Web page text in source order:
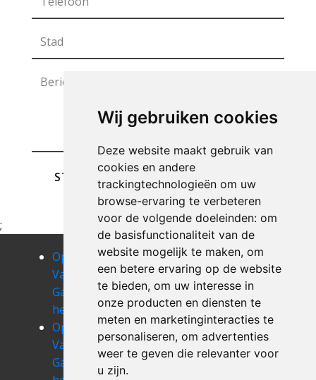
Wij gebruiken cookies
Deze website maakt gebruik van
cookies en andere
trackingtechnologieën om uw
browse-ervaring te verbeteren
voor de volgende doeleinden: om
de basisfunctionaliteit van de
website mogelijk te maken, om
een betere ervaring op de website
te bieden, om uw interesse in
onze producten en diensten te
meten en marketinginteracties te
personaliseren, om advertenties
weer te geven die relevanter voor
u zijn.
STUREN
;
Opruimen
Van Uw
Garage
heusden
Opruimen
Van Uw
Garage
hillegem
Opruimen
Van Uw
Garage
hofstade
Opruimen
Van Uw
Garage
Opruimen
Van Uw
Garage huise
Opruimen
Van Uw
Garage